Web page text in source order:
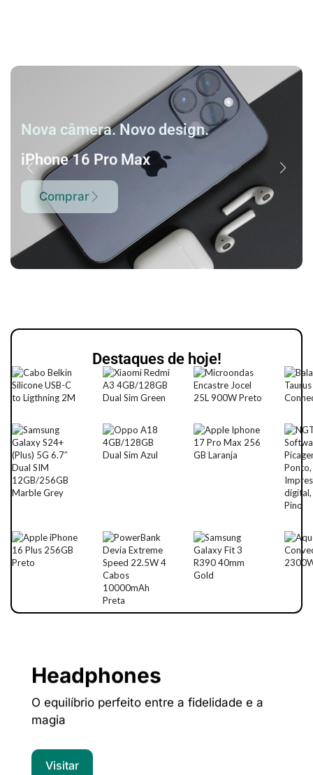
Nova câmera. Novo design.
iPhone 16 Pro Max
Comprar
Destaques de hoje!
Headphones
O equilíbrio perfeito entre a fidelidade e a
magia
Visitar